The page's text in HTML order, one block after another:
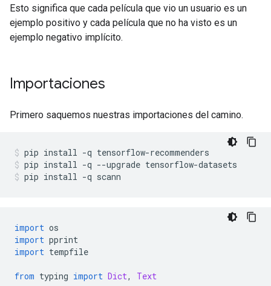
Esto significa que cada película que vio un usuario es un
ejemplo positivo y cada película que no ha visto es un
ejemplo negativo implícito.
Importaciones
Primero saquemos nuestras importaciones del camino.
pip install -q tensorflow-recommenders
pip install -q --upgrade tensorflow-datasets
pip install -q scann
import os
import pprint
import tempfile
from typing import Dict, Text